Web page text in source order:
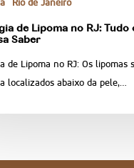
Rio de Janeiro
de Lipoma no RJ: Tudo
Saber
de Lipoma no RJ: Os lipomas
localizados abaixo da pele,…